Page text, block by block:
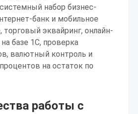
набор бизнес-
банк и мобильное
торговый эквайринг, онлайн-
на базе 1С, проверка
валютный контроль и
на остаток по
работы с